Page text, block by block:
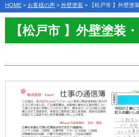
HOME > お客様の声 > 外壁塗装 > 【松戸市 】外壁塗
【松戸市 】外壁塗装